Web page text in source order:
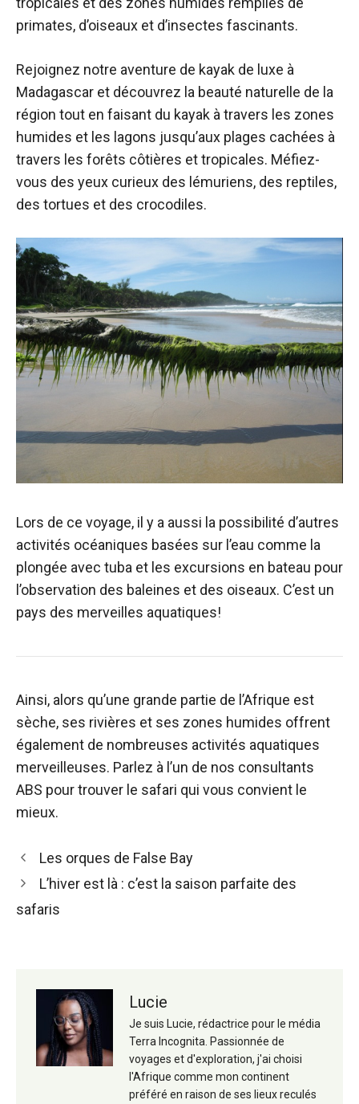
primates, d’oiseaux et d’insectes fascinants.
Rejoignez notre aventure de kayak de luxe à
Madagascar et découvrez la beauté naturelle de la
région tout en faisant du kayak à travers les zones
humides et les lagons jusqu’aux plages cachées à
travers les forêts côtières et tropicales. Méfiez-
vous des yeux curieux des lémuriens, des reptiles,
des tortues et des crocodiles.
Lors de ce voyage, il y a aussi la possibilité d’autres
activités océaniques basées sur l’eau comme la
plongée avec tuba et les excursions en bateau pour
l’observation des baleines et des oiseaux. C’est un
pays des merveilles aquatiques!
Ainsi, alors qu’une grande partie de l’Afrique est
sèche, ses rivières et ses zones humides offrent
également de nombreuses activités aquatiques
merveilleuses. Parlez à l’un de nos consultants
ABS pour trouver le safari qui vous convient le
mieux.
Navigation
des
Les orques de False Bay
L’hiver est là : c’est la saison parfaite des
safaris
Lucie
Je suis Lucie, rédactrice pour le média
Terra Incognita. Passionnée de
voyages et d'exploration, j'ai choisi
l'Afrique comme mon continent
préféré en raison de ses lieux reculés